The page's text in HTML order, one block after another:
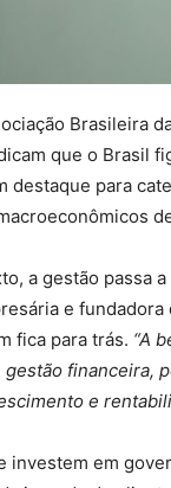
Brasileira
que o Brasil
destaque para
a gestão passa
e
fica para trás. “A
gestão financeira,
e
investem em